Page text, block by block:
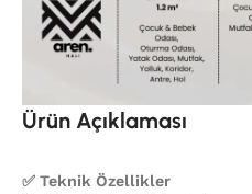
Ürün Açıklaması
✅ Teknik Özellikler